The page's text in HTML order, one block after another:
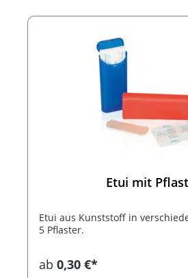
Etui mit
Etui aus Kunststoff in
5 Pflaster.
ab 0,30 €*